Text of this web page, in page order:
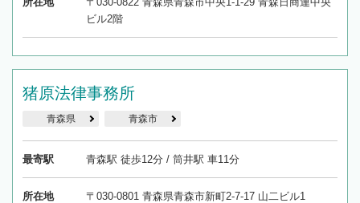
ビル2階
猪原法律事務所
青森県 青森市
最寄駅 青森駅 徒歩12分 / 筒井駅 車11分
所在地 〒030-0801 青森県青森市新町2-7-17 山二ビル1